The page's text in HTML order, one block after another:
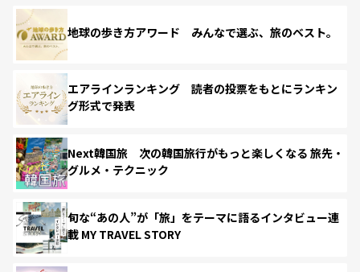
地球の歩き方アワード みんなで選ぶ、旅のベスト。
エアラインランキング 読者の投票をもとにランキン
グ形式で発表
Next韓国旅 次の韓国旅行がもっと楽しくなる 旅先・
グルメ・テクニック
旬な“あの人”が「旅」をテーマに語るインタビュー連
載 MY TRAVEL STORY